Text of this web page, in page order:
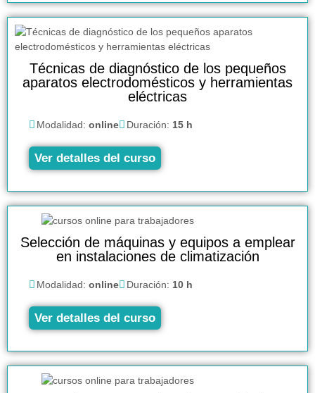
Técnicas de diagnóstico de los pequeños
aparatos electrodomésticos y herramientas
eléctricas
Modalidad: online Duración: 15 h
Ver detalles del curso
Selección de máquinas y equipos a emplear
en instalaciones de climatización
Modalidad: online Duración: 10 h
Ver detalles del curso